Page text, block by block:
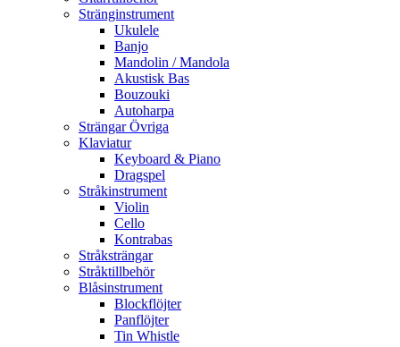
Stränginstrument
Ukulele
Banjo
Mandolin / Mandola
Akustisk Bas
Bouzouki
Autoharpa
Strängar Övriga
Klaviatur
Keyboard & Piano
Dragspel
Stråkinstrument
Violin
Cello
Kontrabas
Stråksträngar
Stråktillbehör
Blåsinstrument
Blockflöjter
Panflöjter
Tin Whistle